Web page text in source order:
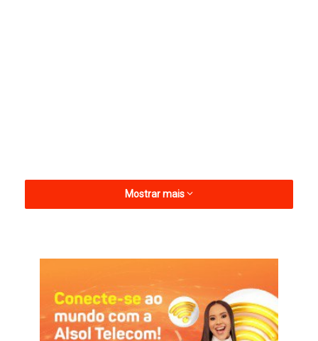
A citada não gostou da fala, e mandou a resposta, “Pois tô
aqui Vanusa, chute minhas canelas pra você ver como uma
mulher faz com outra”, esquentou.
Mostrar mais